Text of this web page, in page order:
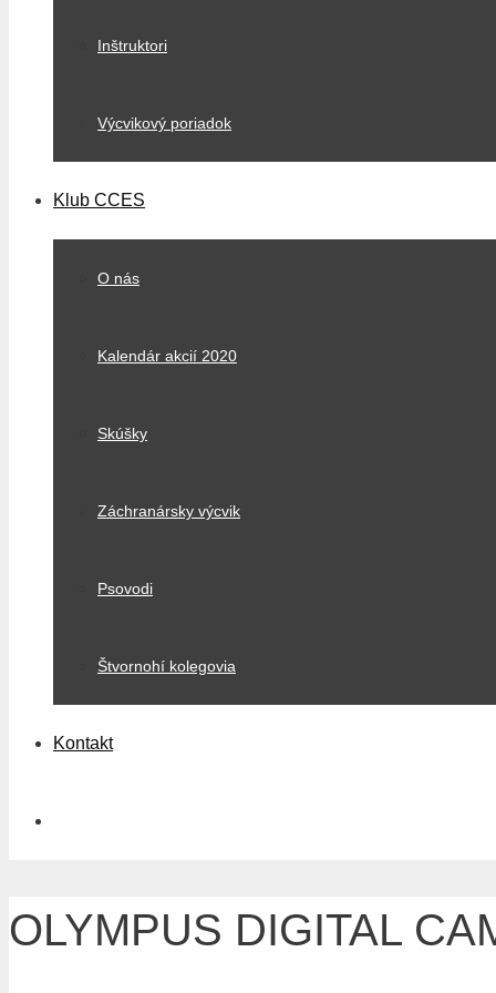
Inštruktori
Výcvikový poriadok
Klub CCES
O nás
Kalendár akcií 2020
Skúšky
Záchranársky výcvik
Psovodi
Štvornohí kolegovia
Kontakt
OLYMPUS DIGITAL